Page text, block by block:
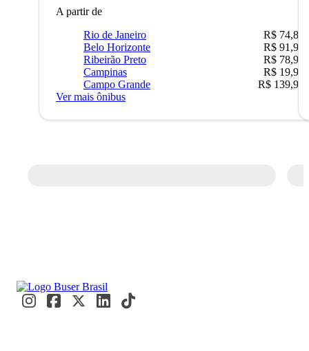
A partir de
Rio de Janeiro
R$ 74,80
Belo Horizonte
R$ 91,90
Ribeirão Preto
R$ 78,90
Campinas
R$ 19,90
Campo Grande
R$ 139,90
Ver mais ônibus